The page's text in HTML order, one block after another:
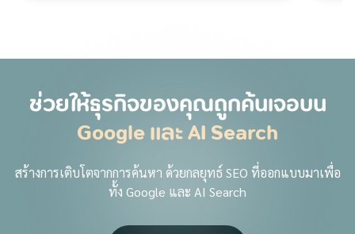
ช่วยให้ธุรกิจของคุณถูกค้นเจอบน
Google และ AI Search
สร้างการเติบโตจากการค้นหา ด้วยกลยุทธ์ SEO ที่ออกแบบมาเพื่อ
ทั้ง Google และ AI Search